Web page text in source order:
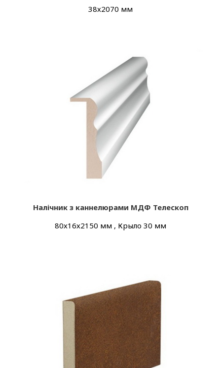
38х2070 мм
Налічник з каннелюрами МДФ Телескоп
80х16х2150 мм , Крыло 30 мм